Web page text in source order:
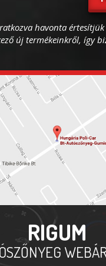
havonta
új termékeinkről, így
RIGUM